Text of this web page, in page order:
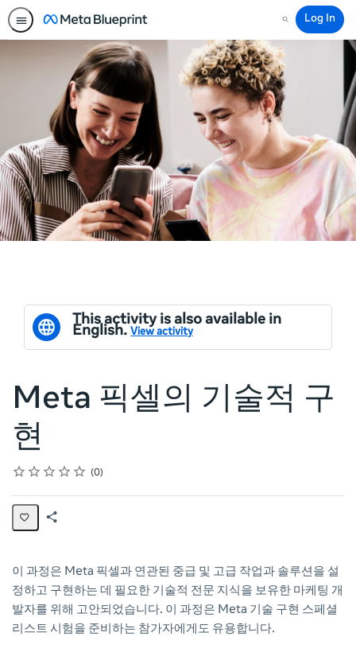
Search
Log In
This activity is also available in
English. View activity
Meta 픽셀의 기술적 구
현
Rating
1 star
2 stars
3 stars
4 stars
5 stars
Average rating: 0 0
No reviews
이 과정은 Meta 픽셀과 연관된 중급 및 고급 작업과 솔루션을 설
정하고 구현하는 데 필요한 기술적 전문 지식을 보유한 마케팅 개
발자를 위해 고안되었습니다. 이 과정은 Meta 기술 구현 스페셜
리스트 시험을 준비하는 참가자에게도 유용합니다.